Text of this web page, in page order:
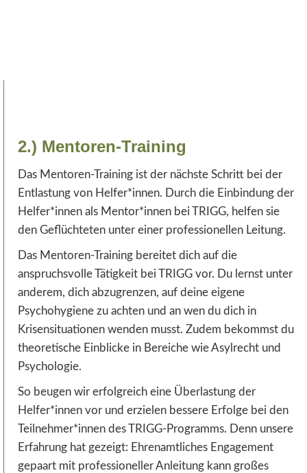
2.) Mentoren-Training
Das Mentoren-Training ist der nächste Schritt bei der
Entlastung von Helfer*innen. Durch die Einbindung der
Helfer*innen als Mentor*innen bei TRIGG, helfen sie
den Geflüchteten unter einer professionellen Leitung.
Das Mentoren-Training bereitet dich auf die
anspruchsvolle Tätigkeit bei TRIGG vor. Du lernst unter
anderem, dich abzugrenzen, auf deine eigene
Psychohygiene zu achten und an wen du dich in
Krisensituationen wenden musst. Zudem bekommst du
theoretische Einblicke in Bereiche wie Asylrecht und
Psychologie.
So beugen wir erfolgreich eine Überlastung der
Helfer*innen vor und erzielen bessere Erfolge bei den
Teilnehmer*innen des TRIGG-Programms. Denn unsere
Erfahrung hat gezeigt: Ehrenamtliches Engagement
gepaart mit professioneller Anleitung kann großes